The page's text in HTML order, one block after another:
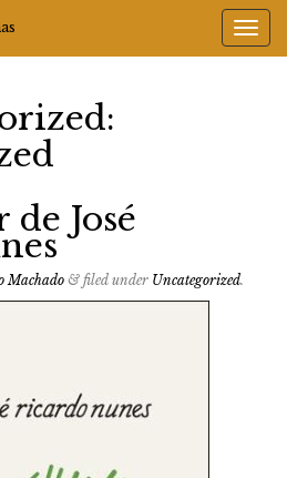
José
Machado & filed under Uncategorized.